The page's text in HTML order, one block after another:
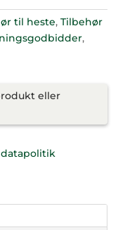
til heste, Tilbehør
,
eller